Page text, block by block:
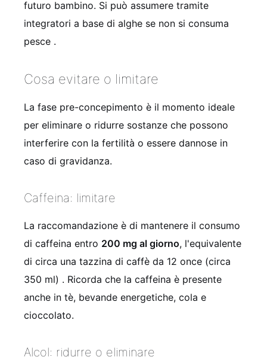
futuro bambino. Si può assumere tramite
integratori a base di alghe se non si consuma
pesce .
Cosa evitare o limitare
La fase pre-concepimento è il momento ideale
per eliminare o ridurre sostanze che possono
interferire con la fertilità o essere dannose in
caso di gravidanza.
Caffeina: limitare
La raccomandazione è di mantenere il consumo
di caffeina entro 200 mg al giorno, l'equivalente
di circa una tazzina di caffè da 12 once (circa
350 ml) . Ricorda che la caffeina è presente
anche in tè, bevande energetiche, cola e
cioccolato.
Alcol: ridurre o eliminare